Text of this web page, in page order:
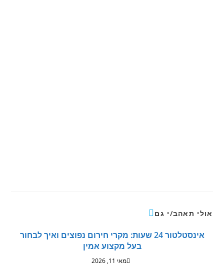
אולי תאהב/י גם
אינסטלטור 24 שעות: מקרי חירום נפוצים ואיך לבחור
בעל מקצוע אמין
מאי 11, 2026